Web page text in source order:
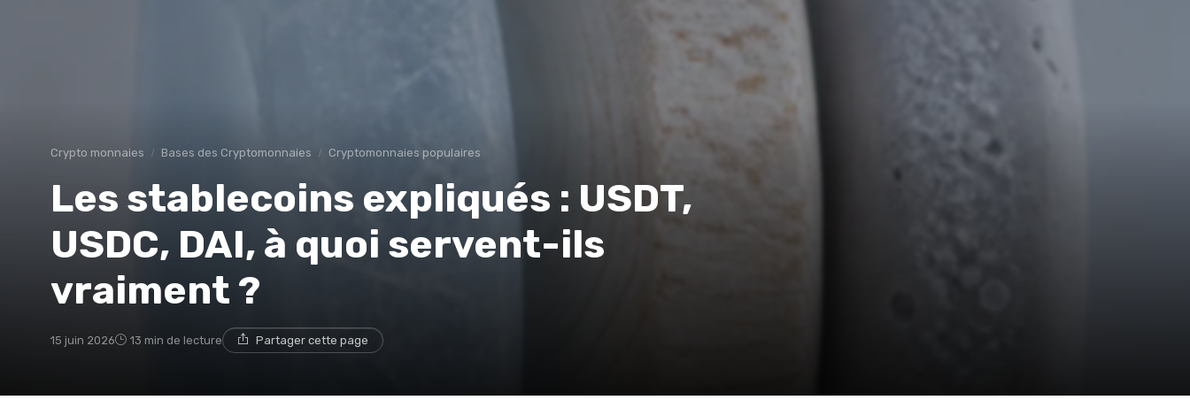
Crypto monnaies Bases des Cryptomonnaies Cryptomonnaies populaires
Les stablecoins expliqués : USDT,
USDC, DAI, à quoi servent-ils
vraiment ?
15 juin 2026 13 min de lecture Partager cette page